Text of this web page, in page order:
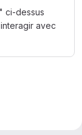
ci-dessus
avec